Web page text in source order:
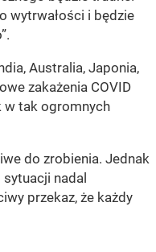
wytrwałości i będzie
Australia, Japonia,
zakażenia COVID
w tak ogromnych
do zrobienia. Jednak
nadal
przekaz, że każdy